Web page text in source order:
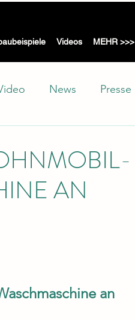
Videos MEHR >>>
News Presse
AN
an